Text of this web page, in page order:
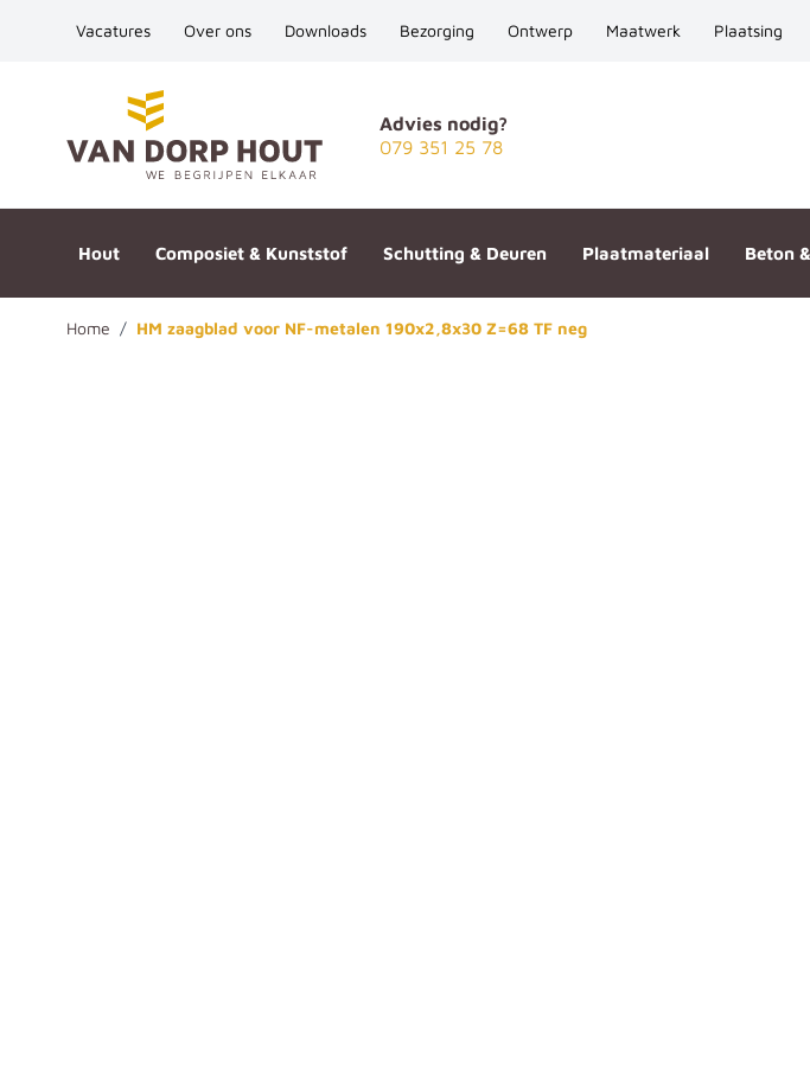
Vacatures Over ons Downloads Bezorging Ontwerp Maatwerk Plaatsing
Advies nodig?
079 351 25 78
Hout Composiet & Kunststof Schutting & Deuren Plaatmateriaal Beton
Home / HM zaagblad voor NF-metalen 190x2,8x30 Z=68 TF neg
HM zaagblad voor NF-metalen 190x2,8x30